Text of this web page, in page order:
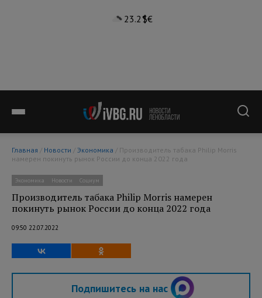
23.2°$€
Главная / Новости / Экономика
намерен покинуть рынок России до конца 2022 года
Экономика Новости Социум
Производитель табака Philip Morris намерен
покинуть рынок России до конца 2022 года
09:50 22.07.2022
Подпишитесь на нас